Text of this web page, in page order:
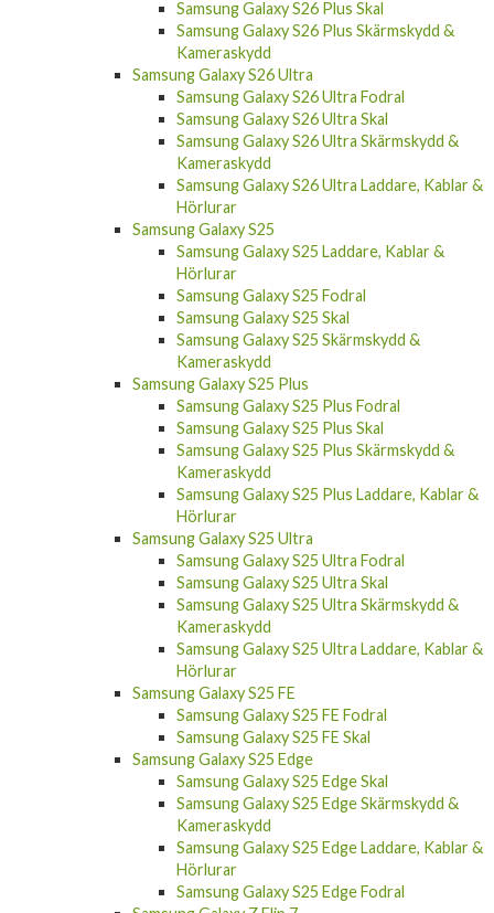
Samsung Galaxy S26 Plus Skal
Samsung Galaxy S26 Plus Skärmskydd &
Kameraskydd
Samsung Galaxy S26 Ultra
Samsung Galaxy S26 Ultra Fodral
Samsung Galaxy S26 Ultra Skal
Samsung Galaxy S26 Ultra Skärmskydd &
Kameraskydd
Samsung Galaxy S26 Ultra Laddare, Kablar &
Hörlurar
Samsung Galaxy S25
Samsung Galaxy S25 Laddare, Kablar &
Hörlurar
Samsung Galaxy S25 Fodral
Samsung Galaxy S25 Skal
Samsung Galaxy S25 Skärmskydd &
Kameraskydd
Samsung Galaxy S25 Plus
Samsung Galaxy S25 Plus Fodral
Samsung Galaxy S25 Plus Skal
Samsung Galaxy S25 Plus Skärmskydd &
Kameraskydd
Samsung Galaxy S25 Plus Laddare, Kablar &
Hörlurar
Samsung Galaxy S25 Ultra
Samsung Galaxy S25 Ultra Fodral
Samsung Galaxy S25 Ultra Skal
Samsung Galaxy S25 Ultra Skärmskydd &
Kameraskydd
Samsung Galaxy S25 Ultra Laddare, Kablar &
Hörlurar
Samsung Galaxy S25 FE
Samsung Galaxy S25 FE Fodral
Samsung Galaxy S25 FE Skal
Samsung Galaxy S25 Edge
Samsung Galaxy S25 Edge Skal
Samsung Galaxy S25 Edge Skärmskydd &
Kameraskydd
Samsung Galaxy S25 Edge Laddare, Kablar &
Hörlurar
Samsung Galaxy S25 Edge Fodral